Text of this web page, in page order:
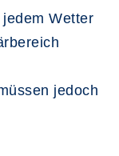
Wetter
jedoch